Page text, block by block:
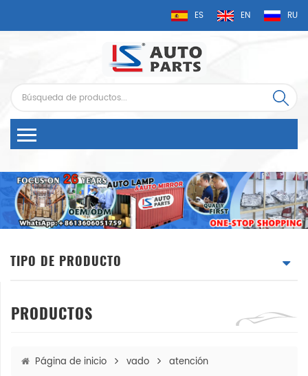
ES EN RU
TIPO DE PRODUCTO
PRODUCTOS
Página de inicio vado atención